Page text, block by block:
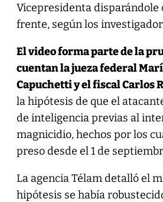
Vicepresidenta disparándole
frente, según los
El video forma parte de la
cuentan la jueza federal
Capuchetti y el fiscal Carlos
la hipótesis de que el
de inteligencia previas al
magnicidio, hechos por los
preso desde el 1 de
La agencia Télam detalló el
hipótesis se había